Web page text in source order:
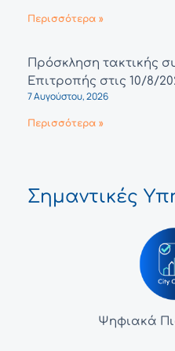
Περισσότερα »
Πρόσκληση τακτικής
Επιτροπής στις 10/8/
7 Αυγούστου, 2026
Περισσότερα »
Σημαντικές
Ψηφιακά